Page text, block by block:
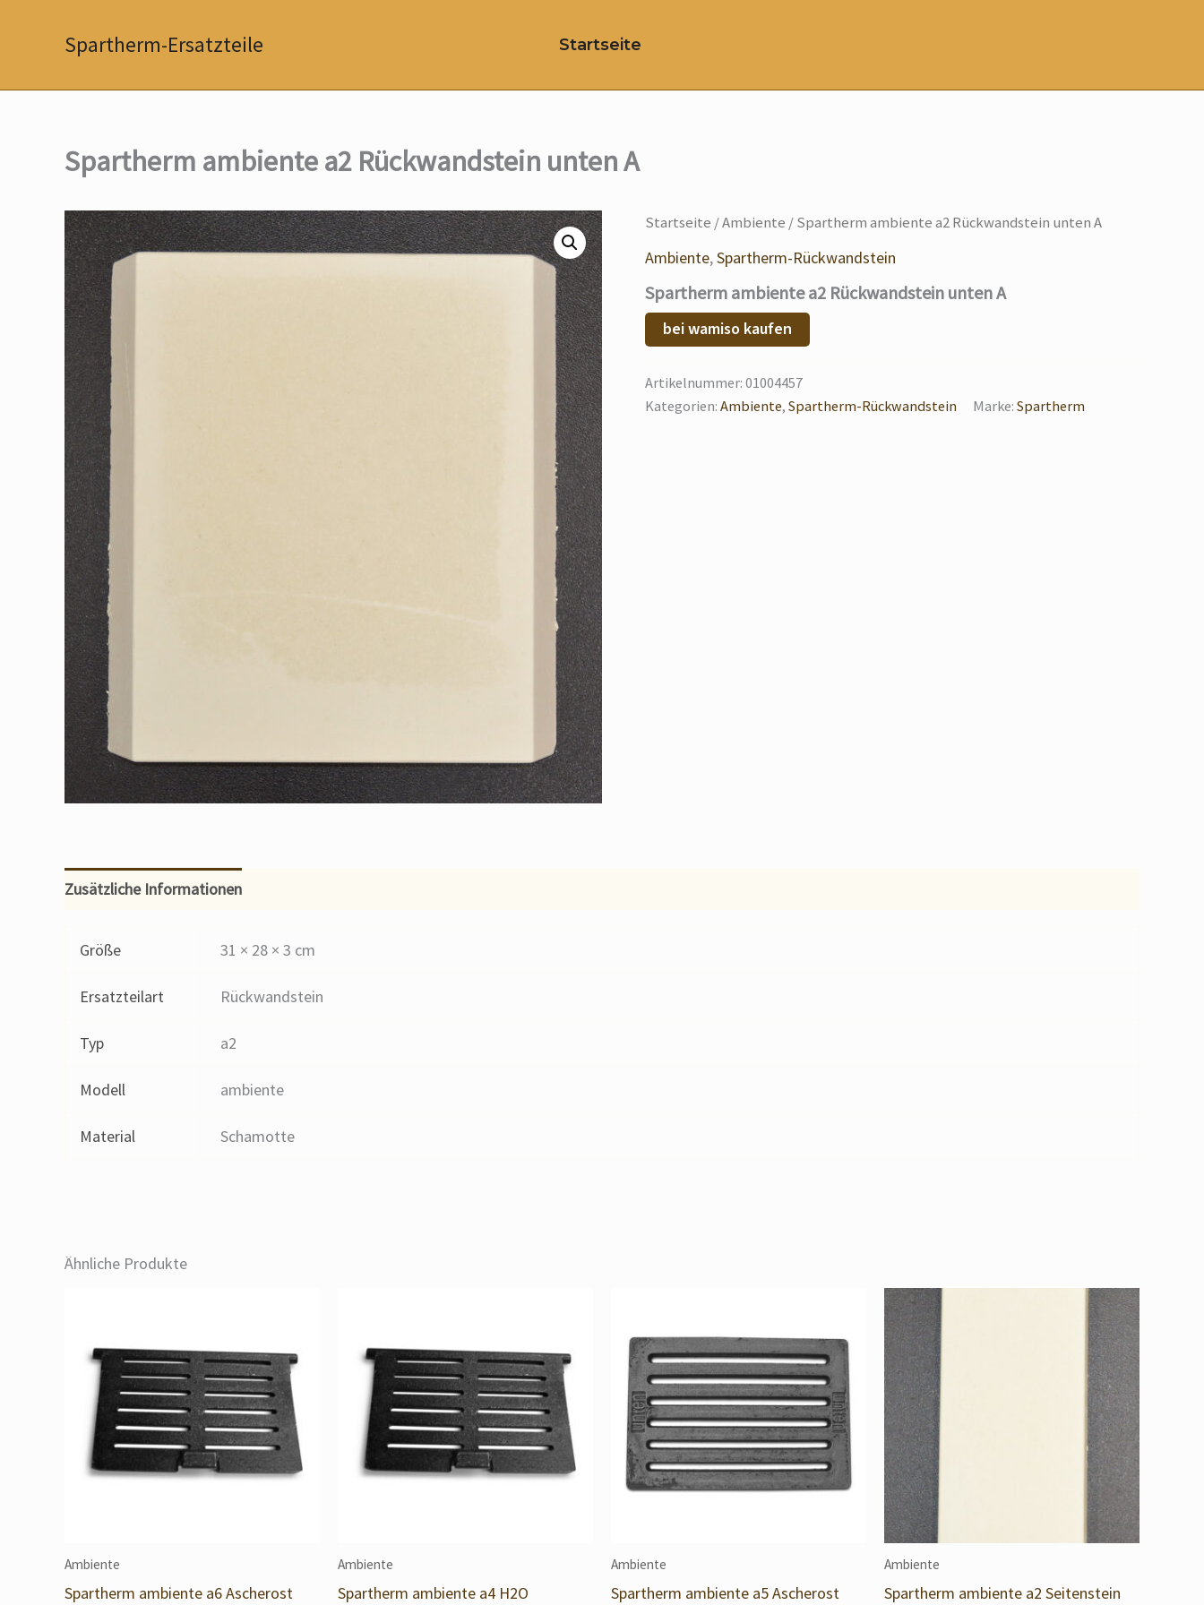
Spartherm-Ersatzteile Startseite
Spartherm ambiente a2 Rückwandstein unten A
Startseite /Ambiente / Spartherm ambiente a2 Rückwandstein unten A
Ambiente,Spartherm-Rückwandstein
Spartherm ambiente a2 Rückwandstein unten A
bei wamiso kaufen
Artikelnummer: 01004457
Kategorien: Ambiente, Spartherm-Rückwandstein Marke: Spartherm
Zusätzliche Informationen
Größe 31 × 28 × 3 cm
Ersatzteilart Rückwandstein
Typ a2
Modell ambiente
Material Schamotte
Ähnliche Produkte
Ambiente
Spartherm ambiente a6 Ascherost
Ambiente
Spartherm ambiente a4 H2O
Ambiente
Spartherm ambiente a5 Ascherost
Ambiente
Spartherm ambiente a2 Seitenstein